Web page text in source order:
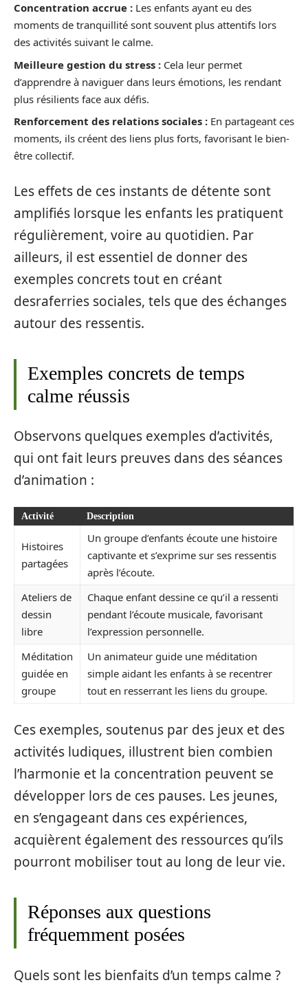
Concentration accrue : Les enfants ayant eu des
moments de tranquillité sont souvent plus attentifs lors
des activités suivant le calme.
Meilleure gestion du stress : Cela leur permet
d’apprendre à naviguer dans leurs émotions, les rendant
plus résilients face aux défis.
Renforcement des relations sociales : En partageant ces
moments, ils créent des liens plus forts, favorisant le bien-
être collectif.
Les effets de ces instants de détente sont
amplifiés lorsque les enfants les pratiquent
régulièrement, voire au quotidien. Par
ailleurs, il est essentiel de donner des
exemples concrets tout en créant
desraferries sociales, tels que des échanges
autour des ressentis.
Exemples concrets de temps
calme réussis
Observons quelques exemples d’activités,
qui ont fait leurs preuves dans des séances
d’animation :
Activité Description
Histoires
partagées
Un groupe d’enfants écoute une histoire
captivante et s’exprime sur ses ressentis
après l’écoute.
Ateliers de
dessin
libre
Chaque enfant dessine ce qu’il a ressenti
pendant l’écoute musicale, favorisant
l’expression personnelle.
Méditation
guidée en
groupe
Un animateur guide une méditation
simple aidant les enfants à se recentrer
tout en resserrant les liens du groupe.
Ces exemples, soutenus par des jeux et des
activités ludiques, illustrent bien combien
l’harmonie et la concentration peuvent se
développer lors de ces pauses. Les jeunes,
en s’engageant dans ces expériences,
acquièrent également des ressources qu’ils
pourront mobiliser tout au long de leur vie.
Réponses aux questions
fréquemment posées
Quels sont les bienfaits d’un temps calme ?